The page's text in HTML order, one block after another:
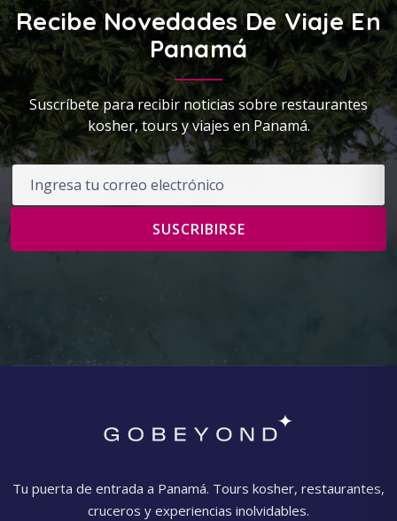
Recibe Novedades De Viaje En
Panamá
Suscríbete para recibir noticias sobre restaurantes
kosher, tours y viajes en Panamá.
SUSCRIBIRSE
Tu puerta de entrada a Panamá. Tours kosher, restaurantes,
cruceros y experiencias inolvidables.